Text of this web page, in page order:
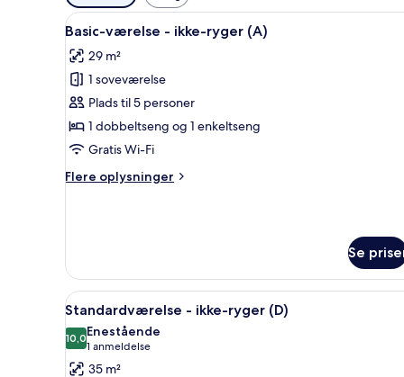
filtre
for
værelser
Indlæs
alle
billeder
af
Basic-
værelse
-
ryger
Et hotelværelse med to
21
Basic-værelse - ikke-ryger (A)
29 m²
1 soveværelse
Plads til 5 personer
1 dobbeltseng og 1 enkeltseng
Gratis Wi-Fi
Flere oplysninger
Flere
ikke-
ryger
(A)
Se
Indlæs
alle
billeder
af
Et hotelværelse med to
17
Standardværelse - ikke-ryger (D)
10,010,0 ud af 10
Enestående
1 anmeldelse
(1
anmeldelse)
35 m²